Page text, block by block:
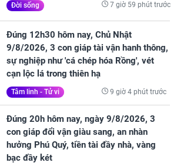
Đời sống 7 giờ 59 phút trước
Đúng 12h30 hôm nay, Chủ Nhật
9/8/2026, 3 con giáp tài vận hanh thông,
sự nghiệp như 'cá chép hóa Rồng', vét
cạn lộc lá trong thiên hạ
Tâm linh - Tử vi 9 giờ 4 phút trước
Đúng 20h hôm nay, ngày 9/8/2026, 3
con giáp đổi vận giàu sang, an nhàn
hưởng Phú Quý, tiền tài đầy nhà, vàng
bạc đầy két